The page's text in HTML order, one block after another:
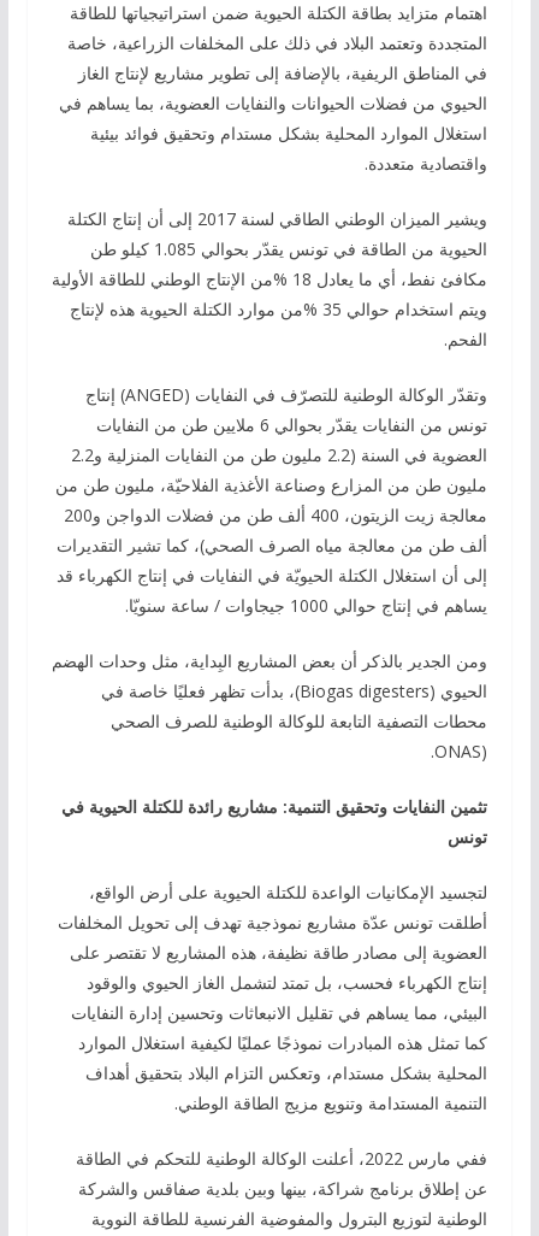
اهتمام متزايد بطاقة الكتلة الحيوية ضمن استراتيجياتها للطاقة
المتجددة وتعتمد البلاد في ذلك على المخلفات الزراعية، خاصة
في المناطق الريفية، بالإضافة إلى تطوير مشاريع لإنتاج الغاز
الحيوي من فضلات الحيوانات والنفايات العضوية، بما يساهم في
استغلال الموارد المحلية بشكل مستدام وتحقيق فوائد بيئية
واقتصادية متعددة.
ويشير الميزان الوطني الطاقي لسنة 2017 إلى أن إنتاج الكتلة
الحيوية من الطاقة في تونس يقدّر بحوالي 1.085 كيلو طن
مكافئ نفط، أي ما يعادل 18 %من الإنتاج الوطني للطاقة الأولية
ويتم استخدام حوالي 35 %من موارد الكتلة الحيوية هذه لإنتاج
الفحم.
وتقدّر الوكالة الوطنية للتصرّف في النفايات (ANGED) إنتاج
تونس من النفايات يقدّر بحوالي 6 ملايين طن من النفايات
العضوية في السنة (2.2 مليون طن من النفايات المنزلية و2.2
مليون طن من المزارع وصناعة الأغذية الفلاحيّة، مليون طن من
معالجة زيت الزيتون، 400 ألف طن من فضلات الدواجن و200
ألف طن من معالجة مياه الصرف الصحي)، كما تشير التقديرات
إلى أن استغلال الكتلة الحيويّة في النفايات في إنتاج الكهرباء قد
يساهم في إنتاج حوالي 1000 جيجاوات / ساعة سنويّا.
ومن الجدير بالذكر أن بعض المشاريع البِداية، مثل وحدات الهضم
الحيوي (Biogas digesters)، بدأت تظهر فعليًا خاصة في
محطات التصفية التابعة للوكالة الوطنية للصرف الصحي
(ONAS.
تثمين النفايات وتحقيق التنمية: مشاريع رائدة للكتلة الحيوية في
تونس
لتجسيد الإمكانيات الواعدة للكتلة الحيوية على أرض الواقع،
أطلقت تونس عدّة مشاريع نموذجية تهدف إلى تحويل المخلفات
العضوية إلى مصادر طاقة نظيفة، هذه المشاريع لا تقتصر على
إنتاج الكهرباء فحسب، بل تمتد لتشمل الغاز الحيوي والوقود
البيئي، مما يساهم في تقليل الانبعاثات وتحسين إدارة النفايات
كما تمثل هذه المبادرات نموذجًا عمليًا لكيفية استغلال الموارد
المحلية بشكل مستدام، وتعكس التزام البلاد بتحقيق أهداف
التنمية المستدامة وتنويع مزيج الطاقة الوطني.
ففي مارس 2022، أعلنت الوكالة الوطنية للتحكم في الطاقة
عن إطلاق برنامج شراكة، بينها وبين بلدية صفاقس والشركة
الوطنية لتوزيع البترول والمفوضية الفرنسية للطاقة النووية